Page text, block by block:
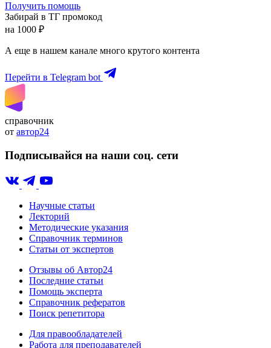
Получить помощь
Забирай в ТГ промокод
на 1000 ₽
А еще в нашем канале много крутого контента
Перейти в Telegram bot
справочник
от автор24
Подписывайся на наши соц. сети
Научные статьи
Лекторий
Методические указания
Справочник терминов
Статьи от экспертов
Отзывы об Автор24
Последние статьи
Помощь эксперта
Справочник рефератов
Поиск репетитора
Для правообладателей
Работа для преподавателей